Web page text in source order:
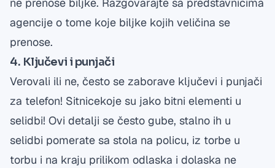
agencije o tome koje biljke kojih veličina se
prenose.
4. Ključevi i punjači
Verovali ili ne, često se zaborave ključevi i punjači
za telefon! Sitnicekoje su jako bitni elementi u
selidbi! Ovi detalji se često gube, stalno ih u
selidbi pomerate sa stola na policu, iz torbe u
torbu i na kraju prilikom odlaska i dolaska ne